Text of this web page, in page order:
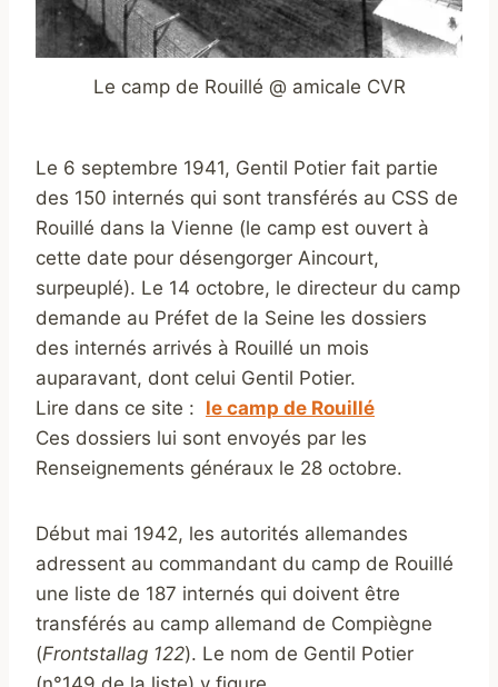
Le camp de Rouillé @ amicale CVR
Le 6 septembre 1941, Gentil Potier fait partie
des 150 internés qui sont transférés au CSS de
Rouillé dans la Vienne (le camp est ouvert à
cette date pour désengorger Aincourt,
surpeuplé). Le 14 octobre, le directeur du camp
demande au Préfet de la Seine les dossiers
des internés arrivés à Rouillé un mois
auparavant, dont celui Gentil Potier.
Lire dans ce site : le camp de Rouillé
Ces dossiers lui sont envoyés par les
Renseignements généraux le 28 octobre.
Début mai 1942, les autorités allemandes
adressent au commandant du camp de Rouillé
une liste de 187 internés qui doivent être
transférés au camp allemand de Compiègne
(Frontstallag 122). Le nom de Gentil Potier